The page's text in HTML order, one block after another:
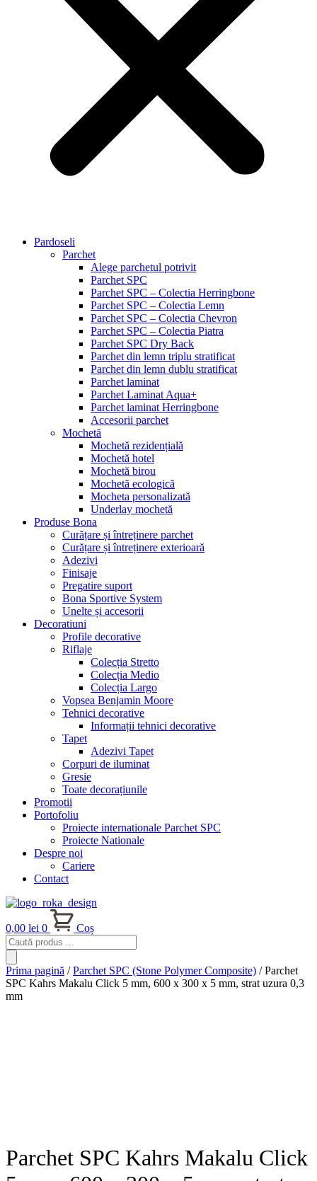
Pardoseli
Parchet
Alege parchetul potrivit
Parchet SPC
Parchet SPC – Colectia Herringbone
Parchet SPC – Colectia Lemn
Parchet SPC – Colectia Chevron
Parchet SPC – Colectia Piatra
Parchet SPC Dry Back
Parchet din lemn triplu stratificat
Parchet din lemn dublu stratificat
Parchet laminat
Parchet Laminat Aqua+
Parchet laminat Herringbone
Accesorii parchet
Mochetă
Mochetă rezidențială
Mochetă hotel
Mochetă birou
Mochetă ecologică
Mocheta personalizată
Underlay mochetă
Produse Bona
Curățare și întreținere parchet
Curățare și întreținere exterioară
Adezivi
Finisaje
Pregatire suport
Bona Sportive System
Unelte și accesorii
Decoratiuni
Profile decorative
Riflaje
Colecția Stretto
Colecția Medio
Colecția Largo
Vopsea Benjamin Moore
Tehnici decorative
Informații tehnici decorative
Tapet
Adezivi Tapet
Corpuri de iluminat
Gresie
Toate decorațiunile
Promotii
Portofoliu
Proiecte internationale Parchet SPC
Proiecte Nationale
Despre noi
Cariere
Contact
0,00 lei 0
Coș
Products
search
Prima pagină /Parchet SPC (Stone Polymer Composite) / Parchet
SPC Kahrs Makalu Click 5 mm, 600 x 300 x 5 mm, strat uzura 0,3
mm
Parchet SPC Kahrs Makalu Click